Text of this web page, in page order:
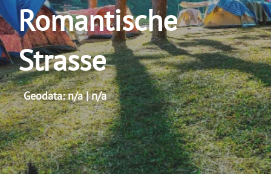
Romantische
Strasse
Geodata: n/a | n/a